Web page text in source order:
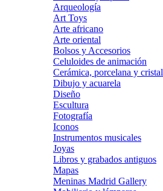
Arqueología
Art Toys
Arte africano
Arte oriental
Bolsos y Accesorios
Celuloides de animación
Cerámica, porcelana y cristal
Dibujo y acuarela
Diseño
Escultura
Fotografía
Iconos
Instrumentos musicales
Joyas
Libros y grabados antiguos
Mapas
Meninas Madrid Gallery